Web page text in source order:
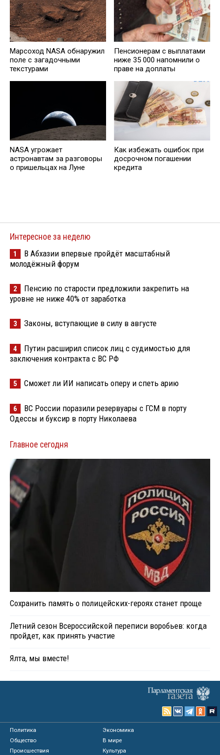
Марсоход NASA обнаружил
поле с загадочными
текстурами
Пенсионерам с выплатами
ниже 35 000 напомнили о
праве на доплаты
NASA угрожает
астронавтам за разговоры
о пришельцах на Луне
Кaк избежать ошибок при
досрочном погашении
кредита
Интересное за неделю
1
В Абхазии впервые пройдёт масштабный
молодёжный форум
2
Пенсию по старости предложили закрепить на
уровне не ниже 40% от заработка
3 Законы, вступающие в силу в августе
4
Путин расширил список лиц с судимостью для
заключения контракта с ВС РФ
5 Сможет ли ИИ написать оперу и спеть арию
6
ВС России поразили резервуары с ГСМ в порту
Одессы и буксир в порту Николаева
Главное сегодня
Сохранить память о полицейских-героях станет проще
Летний сезон Всероссийской переписи воробьев: когда
пройдет, как принять участие
Ялта, мы вместе!
Политика
Экономика
Общество
В мире
Происшествия
Культура